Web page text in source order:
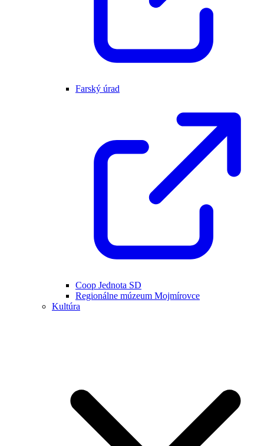
Farský úrad
Coop Jednota SD
Regionálne múzeum Mojmírovce
Kultúra